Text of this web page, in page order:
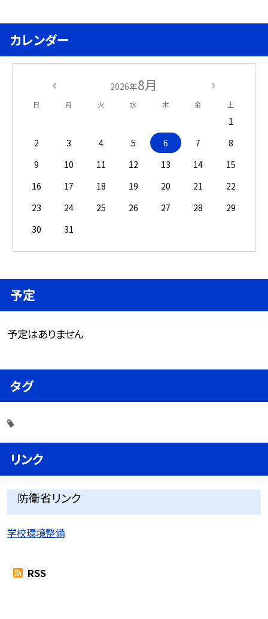
カレンダー
2026年8月
日 月 火 水 木 金 土
1
2
3 4 5 6 7
8
9
10 11 12 13 14
15
16
17 18 19 20 21
22
23
24 25 26 27 28
29
30
31
予定
予定はありません
タグ
リンク
防衛省リンク
学校環境整備
RSS